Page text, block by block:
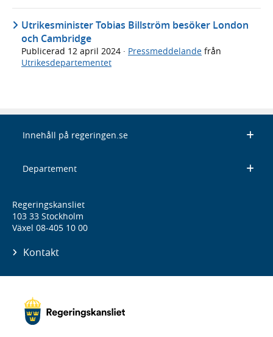
Utrikesminister Tobias Billström besöker London
och Cambridge
Publicerad 12 april 2024 · Pressmeddelande från
Utrikesdepartementet
Innehåll på regeringen.se
Departement
Regeringskansliet
103 33 Stockholm
Växel 08-405 10 00
Kontakt